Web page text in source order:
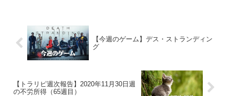
【今週のゲーム】デス・ストランディン
グ
【トラリピ週次報告】2020年11月30日週
の不労所得（65週目）